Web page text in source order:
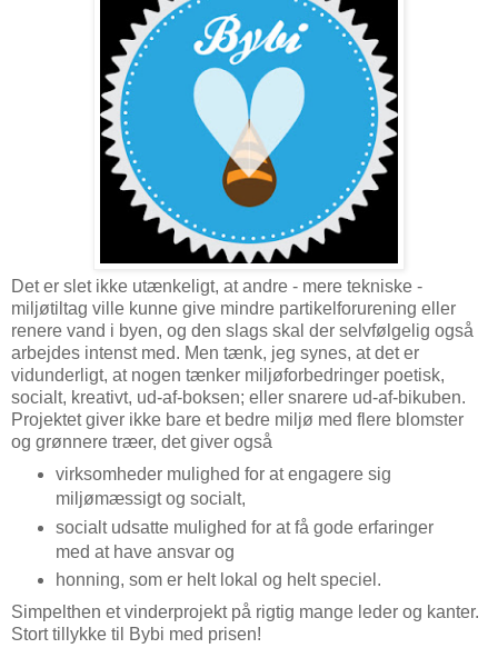
Det er slet ikke utænkeligt, at andre - mere tekniske -
miljøtiltag ville kunne give mindre partikelforurening eller
renere vand i byen, og den slags skal der selvfølgelig også
arbejdes intenst med. Men tænk, jeg synes, at det er
vidunderligt, at nogen tænker miljøforbedringer poetisk,
socialt, kreativt, ud-af-boksen; eller snarere ud-af-bikuben.
Projektet giver ikke bare et bedre miljø med flere blomster
og grønnere træer, det giver også
virksomheder mulighed for at engagere sig
miljømæssigt og socialt,
socialt udsatte mulighed for at få gode erfaringer
med at have ansvar og
honning, som er helt lokal og helt speciel.
Simpelthen et vinderprojekt på rigtig mange leder og kanter.
Stort tillykke til Bybi med prisen!